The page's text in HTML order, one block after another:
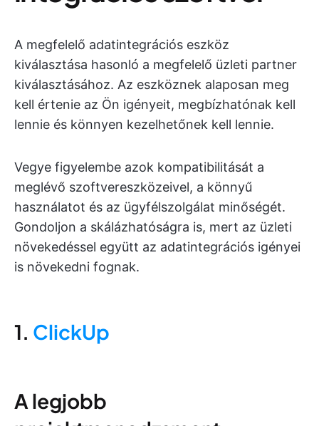
A megfelelő adatintegrációs eszköz
kiválasztása hasonló a megfelelő üzleti partner
kiválasztásához. Az eszköznek alaposan meg
kell értenie az Ön igényeit, megbízhatónak kell
lennie és könnyen kezelhetőnek kell lennie.
Vegye figyelembe azok kompatibilitását a
meglévő szoftvereszközeivel, a könnyű
használatot és az ügyfélszolgálat minőségét.
Gondoljon a skálázhatóságra is, mert az üzleti
növekedéssel együtt az adatintegrációs igényei
is növekedni fognak.
1. ClickUp
A legjobb